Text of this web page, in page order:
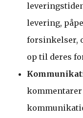
levering,
forsinkelser,
op til deres